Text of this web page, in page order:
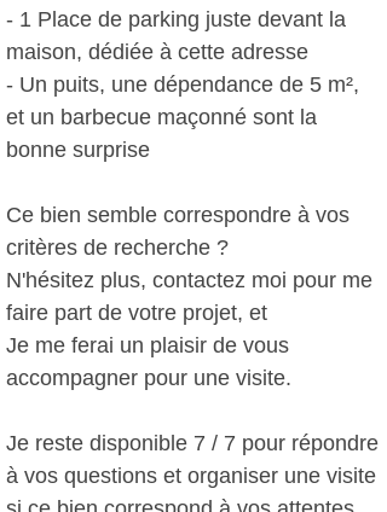
- 1 Place de parking juste devant la
maison, dédiée à cette adresse
- Un puits, une dépendance de 5 m²,
et un barbecue maçonné sont la
bonne surprise
Ce bien semble correspondre à vos
critères de recherche ?
N'hésitez plus, contactez moi pour me
faire part de votre projet, et
Je me ferai un plaisir de vous
accompagner pour une visite.
Je reste disponible 7 / 7 pour répondre
à vos questions et organiser une visite